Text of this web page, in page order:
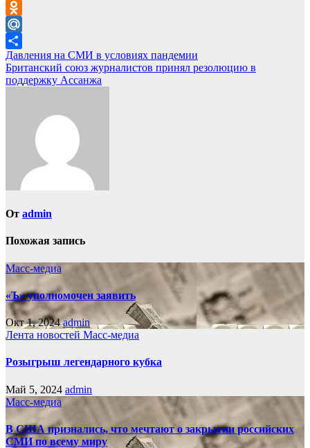
VK
Odnoklassniki
Mail.Ru
Отправить
Навигация
по
Давления на СМИ в условиях пандемии
Британский союз журналистов принял резолюцию в
поддержку Ассанжа
От admin
Похожая запись
Масс-медиа
«Ъ» уполномочен заявить
Окт 1, 2024admin
Лента новостей Масс-медиа
Розыгрыш легендарного кубка
Май 5, 2024 admin
Масс-медиа
В США признались, что мечтают о закрытии российских
СМИ по всему миру